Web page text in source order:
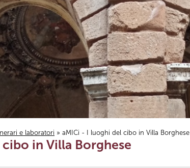
e laboratori » aMICi - I luoghi del cibo in Villa Borghese
in Villa Borghese